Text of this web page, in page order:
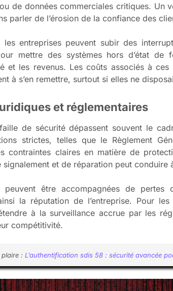
de données commerciales critiques. Un
parler de l’érosion de la confiance des
entreprises peuvent subir des
mettre des systèmes hors d’état de
et les revenus. Les coûts associés à
à s’en remettre, surtout si elles ne
et réglementaires
faille de sécurité dépassent souvent le
strictes, telles que le Règlement
contraintes claires en matière de
et de réparation peut conduire
peuvent être accompagnées de
la réputation de l’entreprise. Pour
à la surveillance accrue par les
compétitivité.
: L’authentification sdis 58 : sécurité avancée